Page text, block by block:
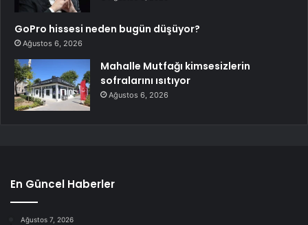
GoPro hissesi neden bugün düşüyor?
Ağustos 6, 2026
Mahalle Mutfağı kimsesizlerin
sofralarını ısıtıyor
Ağustos 6, 2026
En Güncel Haberler
Ağustos 7, 2026